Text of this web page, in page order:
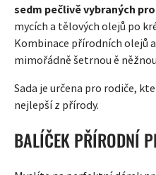
sedm pečlivě vybraných
mycích a tělových olejů po
Kombinace přírodních olejů
mimořádně šetrnou ě
Sada je určena pro rodiče,
nejlepší z přírody.
BALÍČEK PŘÍRODNÍ